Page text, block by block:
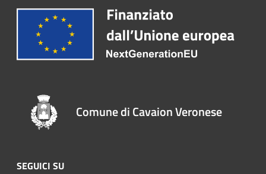
Comune di Cavaion Veronese
SEGUICI SU